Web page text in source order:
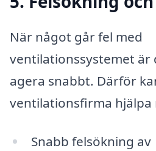
När något går fel med
ventilationssystemet
agera snabbt. Därför
ventilationsfirma hjälpa
Snabb felsökning av